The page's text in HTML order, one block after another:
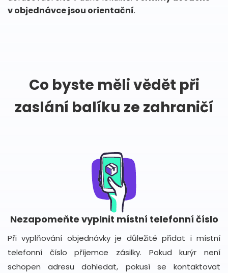
v objednávce jsou orientační.
Co byste měli vědět při
zaslání balíku ze zahraničí
Nezapomeňte vyplnit místní telefonní číslo
Při vyplňování objednávky je důležité přidat i místní
telefonní číslo příjemce zásilky. Pokud kurýr není
schopen adresu dohledat, pokusí se kontaktovat